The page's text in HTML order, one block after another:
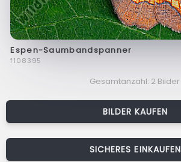
Espen-Saumbandspanner
f108395
Gesamtanzahl: 2 Bilder
BILDER KAUFEN
SICHERES EINKAUFEN